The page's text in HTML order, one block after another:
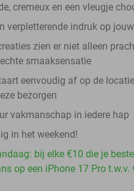
cremeux en een vleugje
verpletterende indruk op
zien er niet alleen
smaaksensatie
eenvoudig af op de
bezorgen
vakmanschap in iedere hap
in het weekend!
bij elke €10 die je
op een iPhone 17 Pro t.w.v.